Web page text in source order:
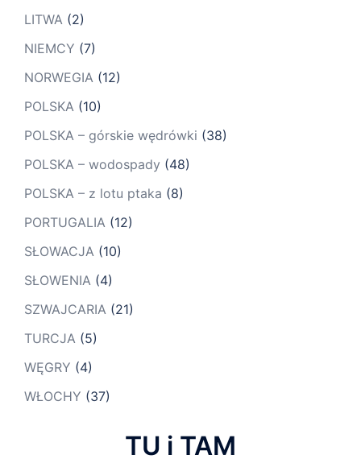
LITWA (2)
NIEMCY (7)
NORWEGIA (12)
POLSKA (10)
POLSKA – górskie wędrówki (38)
POLSKA – wodospady (48)
POLSKA – z lotu ptaka (8)
PORTUGALIA (12)
SŁOWACJA (10)
SŁOWENIA (4)
SZWAJCARIA (21)
TURCJA (5)
WĘGRY (4)
WŁOCHY (37)
TU i TAM